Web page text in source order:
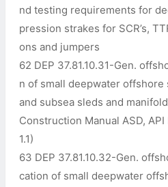
nd testing requirements for
pression strakes for SCR’s,
ons and jumpers
62 DEP 37.81.10.31-Gen.
n of small deepwater offshore
and subsea sleds and
Construction Manual ASD, API
1.1)
63 DEP 37.81.10.32-Gen.
cation of small deepwater